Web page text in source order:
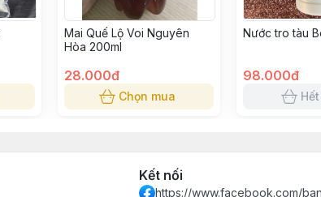
Mai Quế Lộ Voi Nguyên
Hòa 200ml
28.000đ
Chọn mua
Nước tro tàu
98.000đ
Kết nối
https://www.facebook.com/